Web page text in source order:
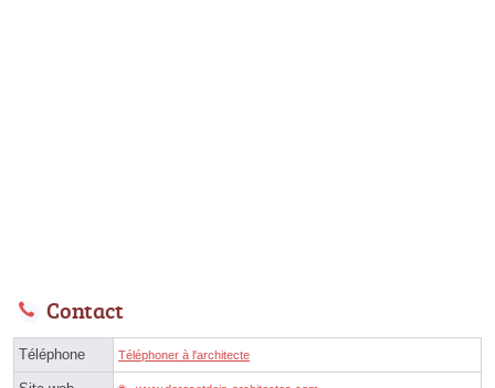
Contact
Téléphone Téléphoner à l'architecte